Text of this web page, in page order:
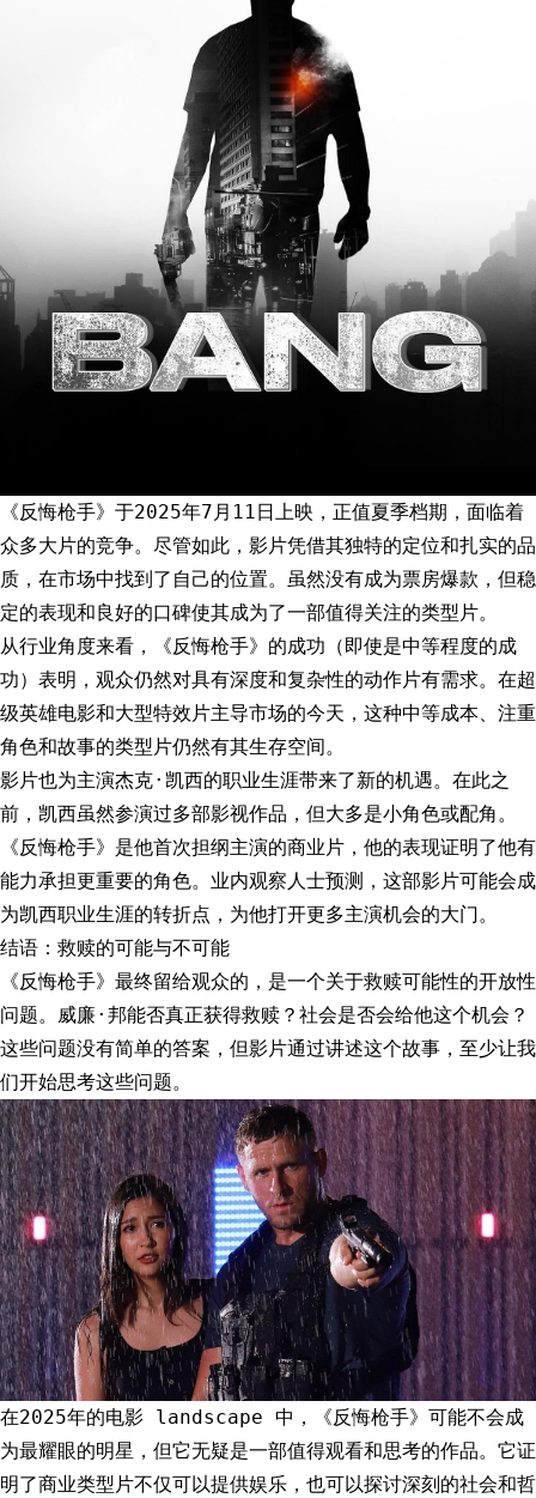
《反悔枪手》于2025年7月11日上映，正值夏季档期，面临着
众多大片的竞争。尽管如此，影片凭借其独特的定位和扎实的品
质，在市场中找到了自己的位置。虽然没有成为票房爆款，但稳
定的表现和良好的口碑使其成为了一部值得关注的类型片。
从行业角度来看，《反悔枪手》的成功（即使是中等程度的成
功）表明，观众仍然对具有深度和复杂性的动作片有需求。在超
级英雄电影和大型特效片主导市场的今天，这种中等成本、注重
角色和故事的类型片仍然有其生存空间。
影片也为主演杰克·凯西的职业生涯带来了新的机遇。在此之
前，凯西虽然参演过多部影视作品，但大多是小角色或配角。
《反悔枪手》是他首次担纲主演的商业片，他的表现证明了他有
能力承担更重要的角色。业内观察人士预测，这部影片可能会成
为凯西职业生涯的转折点，为他打开更多主演机会的大门。
结语：救赎的可能与不可能
《反悔枪手》最终留给观众的，是一个关于救赎可能性的开放性
问题。威廉·邦能否真正获得救赎？社会是否会给他这个机会？
这些问题没有简单的答案，但影片通过讲述这个故事，至少让我
们开始思考这些问题。
在2025年的电影 landscape 中，《反悔枪手》可能不会成
为最耀眼的明星，但它无疑是一部值得观看和思考的作品。它证
明了商业类型片不仅可以提供娱乐，也可以探讨深刻的社会和哲